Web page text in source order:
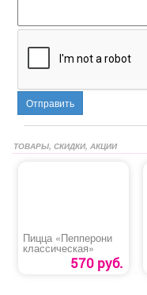
Отправить
ТОВАРЫ, СКИДКИ, АКЦИИ
Пицца «Пепперони
классическая»
570 руб.